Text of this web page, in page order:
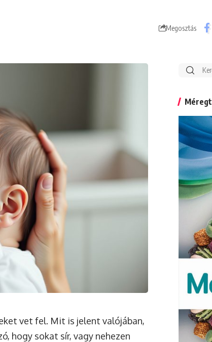
Megosztás
vet fel. Mit is jelent valójában,
hogy sokat sír, vagy nehezen